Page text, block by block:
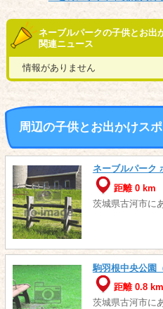
ネーブルパークの子供とお出
関連ニュース
情報がありません
周辺の子供とお出かけス
ネーブルパーク
距離 0 km
茨城県古河市に
駒羽根中央公園
距離 0.8 km
茨城県古河市に